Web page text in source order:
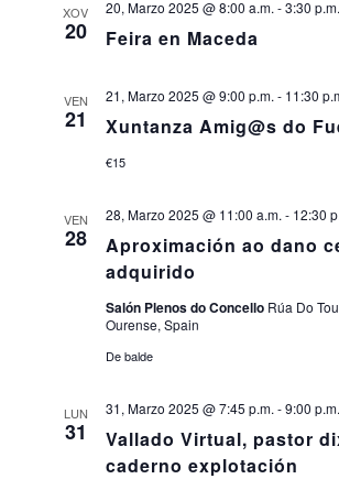
XOV
20 Feira en Maceda
20, Marzo 2025 @ 8:00 a.m. -3:30 p.m.
VEN
21 Xuntanza Amig@s do
21, Marzo 2025 @ 9:00 p.m. - 11:30
€15
VEN
28
Aproximación ao dano
adquirido
28, Marzo 2025 @ 11:00 a.m. - 12:30
Salón Plenos do Concello Rúa Do
Ourense, Spain
De balde
LUN
31
Vallado Virtual, pastor
caderno explotación
31, Marzo 2025 @ 7:45 p.m. -9:00 p.m.